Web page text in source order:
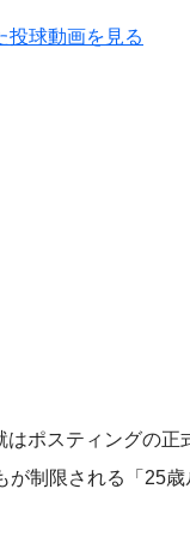
投球動画を見る
スティングの正
制限される「25